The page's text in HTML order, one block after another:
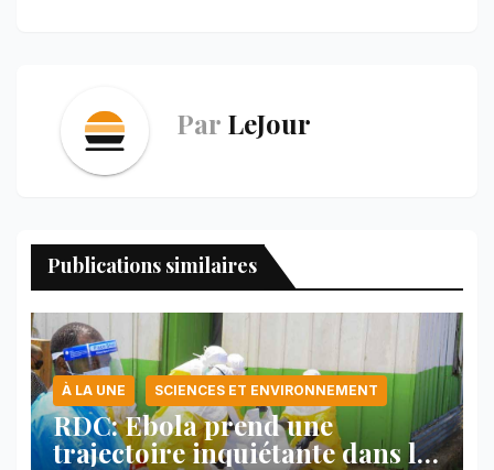
Par LeJour
Publications similaires
À LA UNE SCIENCES ET ENVIRONNEMENT
RDC: Ebola prend une
trajectoire inquiétante dans le